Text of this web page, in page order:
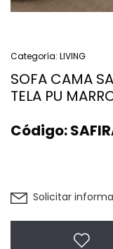
Categoría: LIVING
SOFA CAMA
TELA PU
Código:
Solicitar